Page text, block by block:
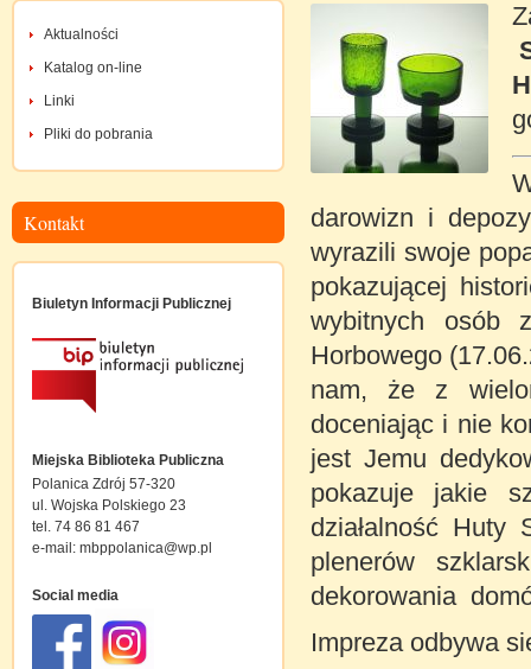
Aktualności
Katalog on-line
Linki
Pliki do pobrania
Kontakt
Biuletyn Informacji Publicznej
Miejska Biblioteka Publiczna
Polanica Zdrój 57-320
ul. Wojska Polskiego 23
tel. 74 86 81 467
e-mail: mbppolanica@wp.pl
Social media
darowizn i
wyrazili swoje
pokazującej
wybitnych osób
Horbowego
nam, że z
doceniając i nie
jest Jemu
pokazuje jakie
działalność Huty
plenerów
dekorowania
Impreza odbywa